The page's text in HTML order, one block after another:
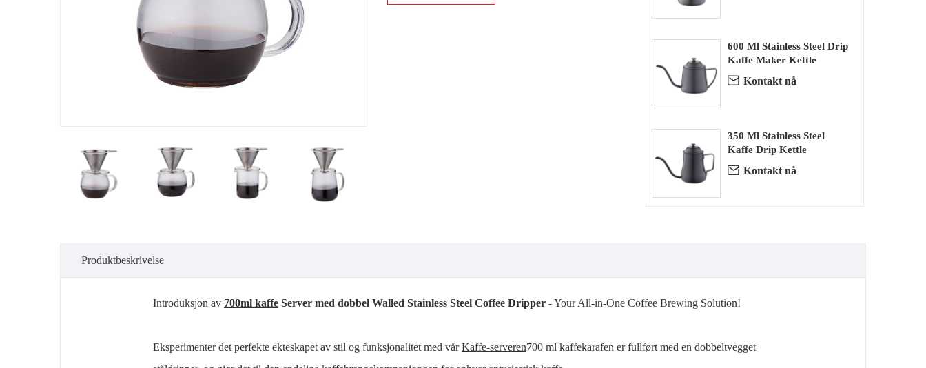
600 Ml Stainless Steel Drip
Kaffe Maker Kettle
 Kontakt nå
350 Ml Stainless Steel
Kaffe Drip Kettle
 Kontakt nå
Produktbeskrivelse
Introduksjon av 700ml kaffe Server med dobbel Walled Stainless Steel Coffee Dripper - Your All-in-One Coffee Brewing Solution!
Eksperimenter det perfekte ekteskapet av stil og funksjonalitet med vårKaffe-serveren700 ml kaffekarafen er fullført med en dobbeltvegget